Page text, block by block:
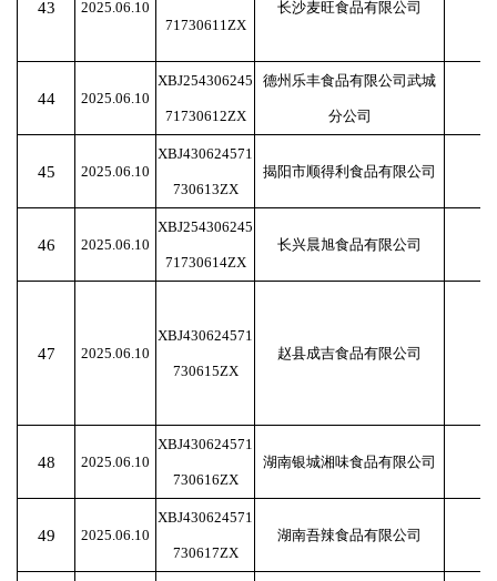
43
2025.06.10
71730611ZX
长沙麦旺食品有限公司
44 2025.06.10
XBJ254306245
71730612ZX
德州乐丰食品有限公司武城
分公司
45 2025.06.10
XBJ430624571
730613ZX
揭阳市顺得利食品有限公司
46 2025.06.10
XBJ254306245
71730614ZX
长兴晨旭食品有限公司
47 2025.06.10
XBJ430624571
730615ZX
赵县成吉食品有限公司
48 2025.06.10
XBJ430624571
730616ZX
湖南银城湘味食品有限公司
49 2025.06.10
XBJ430624571
730617ZX
湖南吾辣食品有限公司